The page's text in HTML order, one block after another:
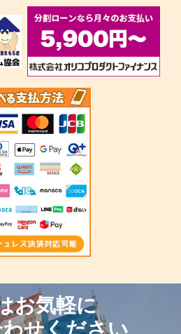
お気軽に
せください